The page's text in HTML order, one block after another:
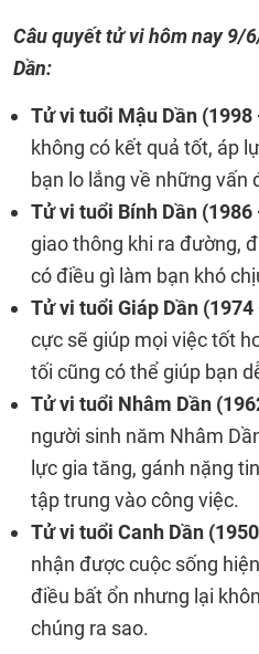
Câu quyết tử vi hôm nay9/
Dần:
Tử vi tuổi Mậu Dần (1998
không có kết quả tốt, áp
bạn lo lắng về những vấn
Tử vi tuổi Bính Dần (1986
giao thông khi ra đường,
có điều gì làm bạn khó
Tử vi tuổi Giáp Dần (1974
cực sẽ giúp mọi việc tốt
tối cũng có thể giúp bạn
Tử vi tuổi Nhâm Dần
người sinh năm Nhâm
lực gia tăng, gánh nặng
tập trung vào công việc.
Tử vi tuổi Canh Dần
nhận được cuộc sống
điều bất ổn nhưng lại
chúng ra sao.